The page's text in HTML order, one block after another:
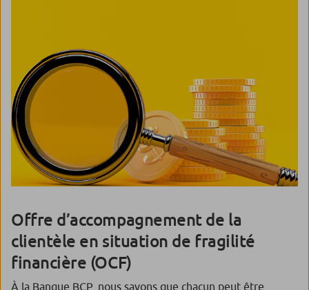
Offre d’accompagnement de la
clientèle en situation de fragilité
financière (OCF)
À la Banque BCP, nous savons que chacun peut être